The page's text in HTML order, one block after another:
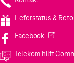
Lieferstatus &
Facebook(Wird in
Telekom hilft